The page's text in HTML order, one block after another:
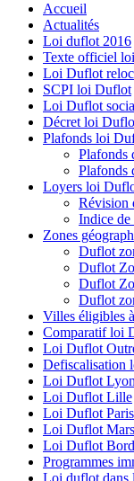
Accueil
Actualités
Loi duflot 2016
Texte officiel
Loi Duflot
SCPI loi Duflot
Loi Duflot
Décret loi
Plafonds loi
Plafonds
Plafonds
Loyers loi
Révision
Indice
Zones
Duflot
Duflot
Duflot
Duflot
Villes éligibles
Comparatif loi
Loi Duflot
Defiscalisation
Loi Duflot Lyon
Loi Duflot Lille
Loi Duflot Paris
Loi Duflot
Loi Duflot
Programmes
Loi duflot dans